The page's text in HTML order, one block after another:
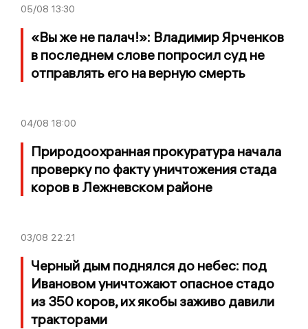
05/08 13:30
«Вы же не палач!»: Владимир Ярченков
в последнем слове попросил суд не
отправлять его на верную смерть
04/08 18:00
Природоохранная прокуратура начала
проверку по факту уничтожения стада
коров в Лежневском районе
03/08 22:21
Черный дым поднялся до небес: под
Ивановом уничтожают опасное стадо
из 350 коров, их якобы заживо давили
тракторами